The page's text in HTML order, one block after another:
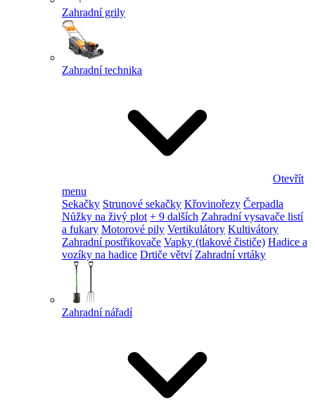
Zahradní grily
Zahradní technika
Otevřít
menu
Sekačky Strunové sekačky Křovinořezy Čerpadla
Nůžky na živý plot + 9 dalších Zahradní vysavače listí
a fukary Motorové pily Vertikulátory Kultivátory
Zahradní postřikovače Vapky (tlakové čističe) Hadice a
vozíky na hadice Drtiče větví Zahradní vrtáky
Zahradní nářadí